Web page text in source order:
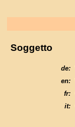
Soggetto
de:
en:
fr:
it: